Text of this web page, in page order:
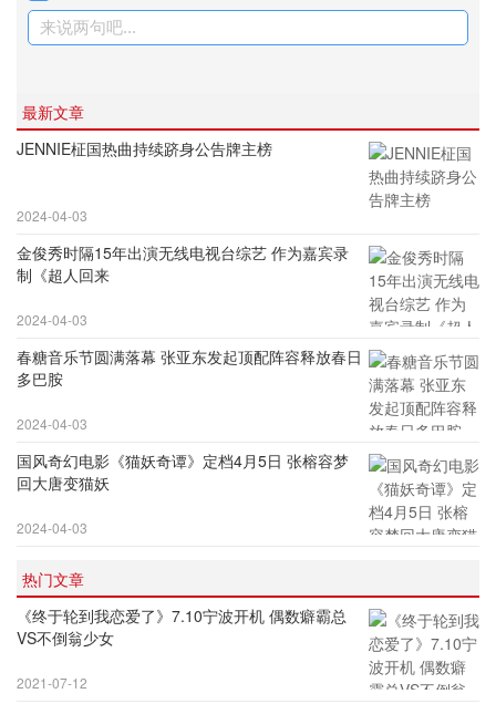
来说两句吧...
最新文章
JENNIE柾国热曲持续跻身公告牌主榜
2024-04-03
金俊秀时隔15年出演无线电视台综艺 作为嘉宾录
制《超人回来
2024-04-03
春糖音乐节圆满落幕 张亚东发起顶配阵容释放春日
多巴胺
2024-04-03
国风奇幻电影《猫妖奇谭》定档4月5日 张榕容梦
回大唐变猫妖
2024-04-03
热门文章
《终于轮到我恋爱了》7.10宁波开机 偶数癖霸总
VS不倒翁少女
2021-07-12